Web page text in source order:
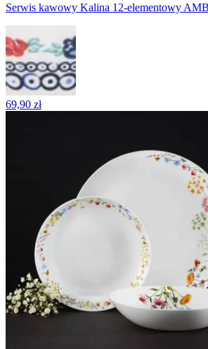
Serwis kawowy Kalina 12-elementowy
69,90 zł